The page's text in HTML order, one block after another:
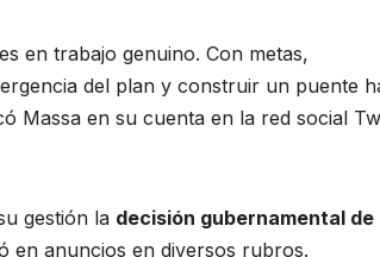
en trabajo genuino. Con metas,
del plan y construir un puente
Massa en su cuenta en la red social
gestión la decisión gubernamental de
en anuncios en diversos rubros.